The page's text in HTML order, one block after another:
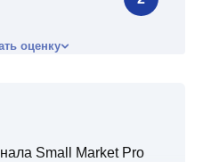
оценку
Small Market Pro